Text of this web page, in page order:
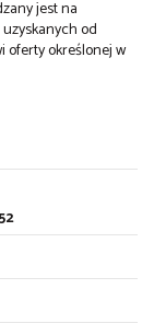
jest na
od
oferty określonej w